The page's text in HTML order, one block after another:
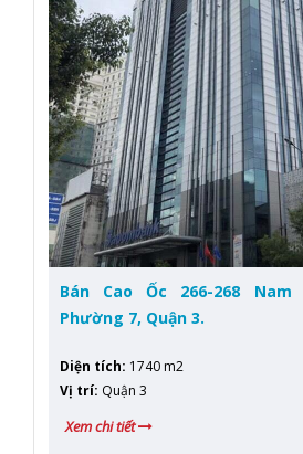
Bán Cao Ốc 266-268
Phường 7, Quận 3.
Diện tích: 1740 m2
Vị trí: Quận 3
Xem chi tiết